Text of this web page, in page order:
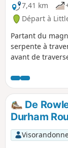
7,41 km
Départ à
Partant du
serpente à
avant de
naturelle de
De
Durham